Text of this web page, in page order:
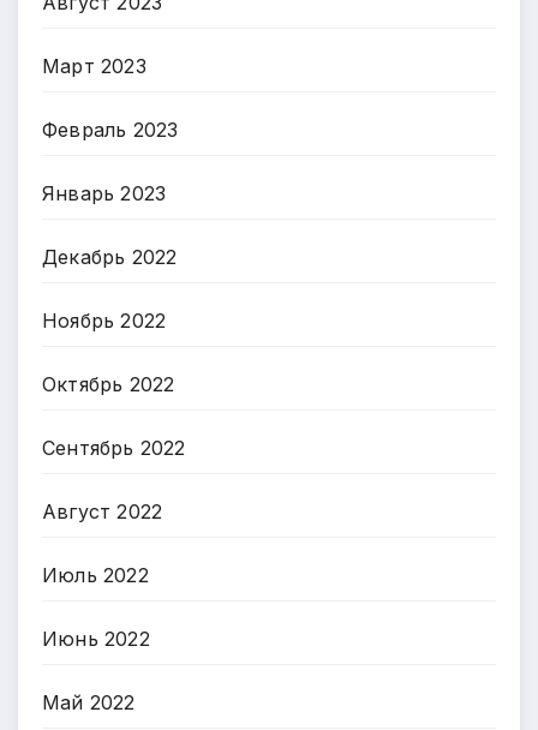
Март 2023
Февраль 2023
Январь 2023
Декабрь 2022
Ноябрь 2022
Октябрь 2022
Сентябрь 2022
Август 2022
Июль 2022
Июнь 2022
Май 2022